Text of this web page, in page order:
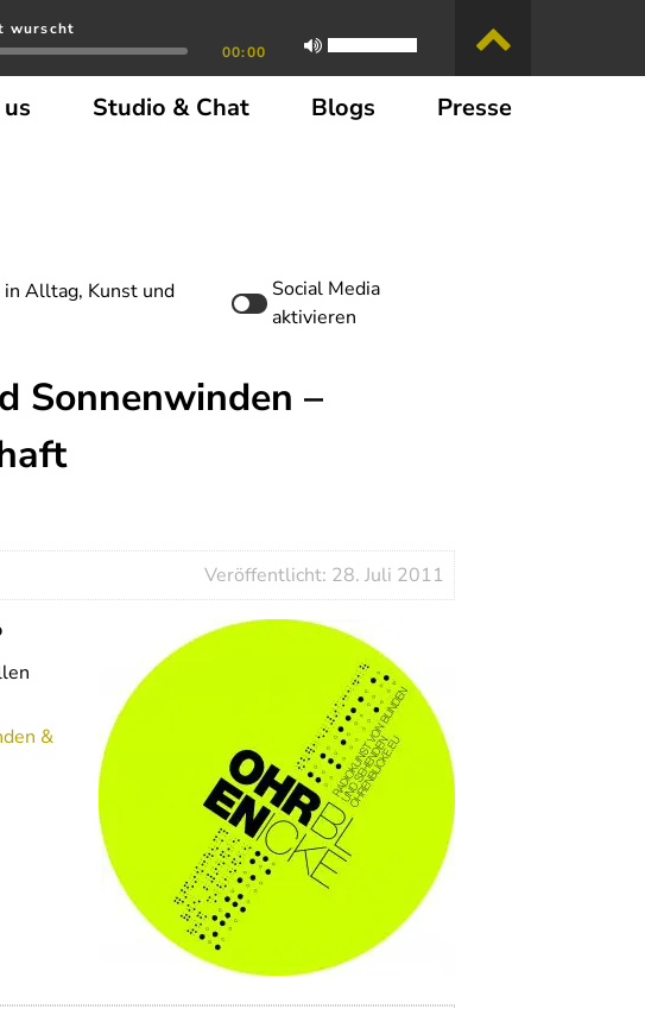
wurscht
00:00
Studio & Chat Blogs Presse
in Alltag, Kunst und
Social Media
aktivieren
Sonnenwinden –
Veröffentlicht: 28. Juli 2011
&